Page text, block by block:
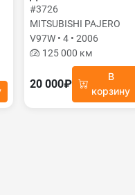
#3726
MITSUBISHI PAJERO
V97W • 4 • 2006
125 000 км
20 000₽
В
корзину